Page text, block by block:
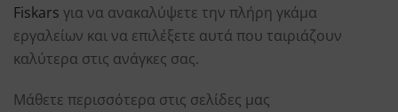
Fiskars για να ανακαλύψετε την πλήρη γκάμα
εργαλείων και να επιλέξετε αυτά που ταιριάζουν
καλύτερα στις ανάγκες σας.
Μάθετε περισσότερα στις σελίδες μας